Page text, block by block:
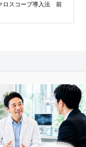
ロスコープ導入法 前